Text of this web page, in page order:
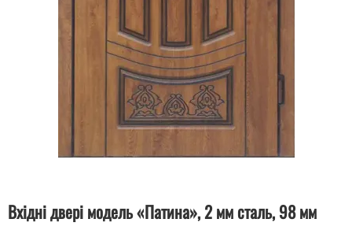
Вхідні двері модель «Патина», 2 мм сталь, 98 мм